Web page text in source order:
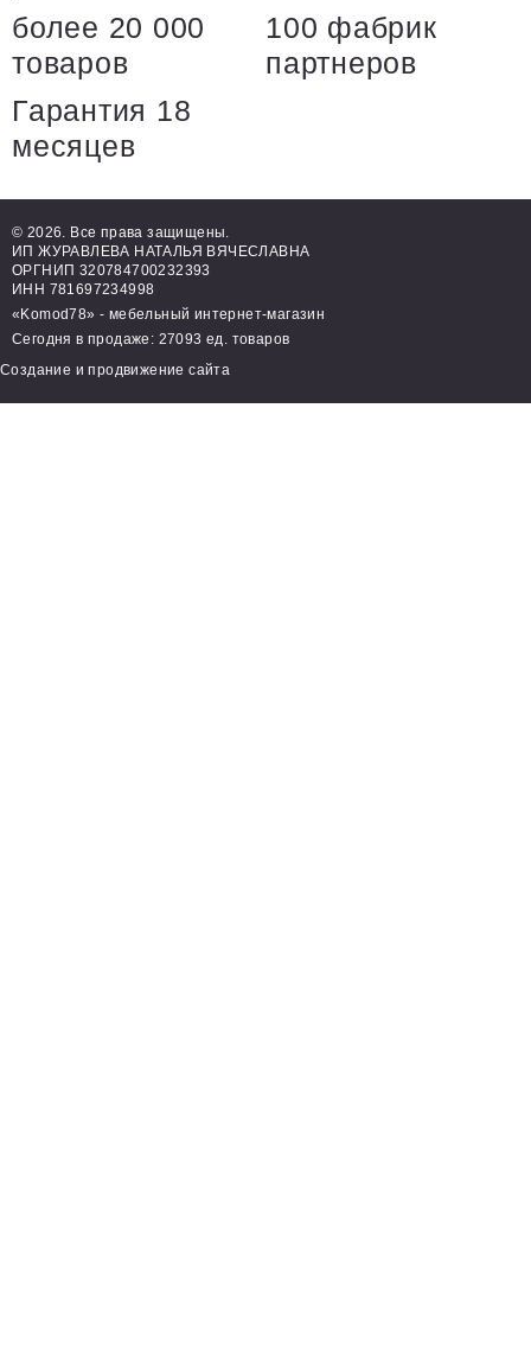
более 20 000
товаров
100 фабрик
партнеров
Гарантия 18
месяцев
© 2026. Все права защищены.
ИП ЖУРАВЛЕВА НАТАЛЬЯ ВЯЧЕСЛАВНА
ОРГНИП 320784700232393
ИНН 781697234998
«Komod78» - мебельный интернет-магазин
Сегодня в продаже: 27093 ед. товаров
Создание и продвижение сайта